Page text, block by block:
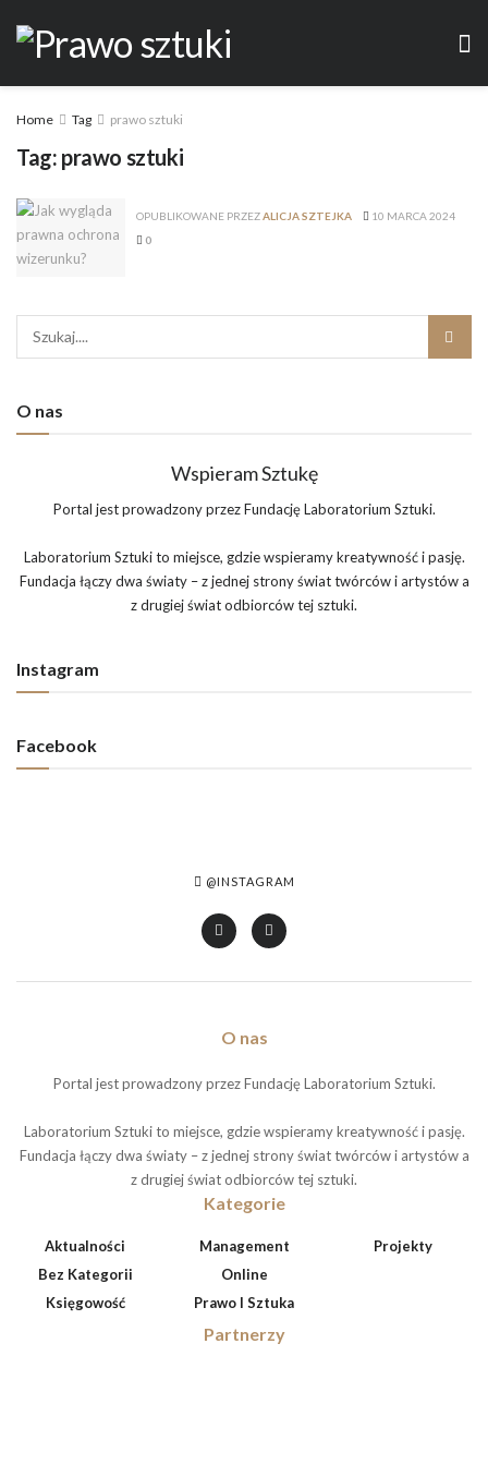
Home Tag prawo sztuki
Tag: prawo sztuki
OPUBLIKOWANE PRZEZALICJA SZTEJKA
10 MARCA 2024
0
O nas
Wspieram Sztukę
Portal jest prowadzony przez Fundację Laboratorium Sztuki.
Laboratorium Sztuki to miejsce, gdzie wspieramy kreatywność i pasję.
Fundacja łączy dwa światy – z jednej strony świat twórców i artystów a
z drugiej świat odbiorców tej sztuki.
Instagram
Facebook
@INSTAGRAM
O nas
Portal jest prowadzony przez Fundację Laboratorium Sztuki.
Laboratorium Sztuki to miejsce, gdzie wspieramy kreatywność i pasję.
Fundacja łączy dwa światy – z jednej strony świat twórców i artystów a
z drugiej świat odbiorców tej sztuki.
Kategorie
Aktualności
Bez Kategorii
Księgowość
Management
Online
Prawo I Sztuka
Projekty
Partnerzy